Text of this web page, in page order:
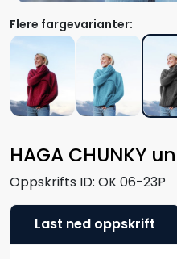
HAGA CHUNKY
Oppskrifts ID: OK 06-23P
Flere fargevarianter:
Last ned oppskrift